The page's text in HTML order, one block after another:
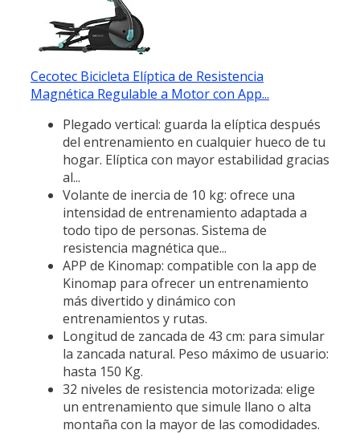
Cecotec Bicicleta Elíptica de Resistencia
Magnética Regulable a Motor con App...
Plegado vertical: guarda la elíptica después
del entrenamiento en cualquier hueco de tu
hogar. Elíptica con mayor estabilidad gracias
al...
Volante de inercia de 10 kg: ofrece una
intensidad de entrenamiento adaptada a
todo tipo de personas. Sistema de
resistencia magnética que...
APP de Kinomap: compatible con la app de
Kinomap para ofrecer un entrenamiento
más divertido y dinámico con
entrenamientos y rutas.
Longitud de zancada de 43 cm: para simular
la zancada natural. Peso máximo de usuario:
hasta 150 Kg.
32 niveles de resistencia motorizada: elige
un entrenamiento que simule llano o alta
montaña con la mayor de las comodidades.